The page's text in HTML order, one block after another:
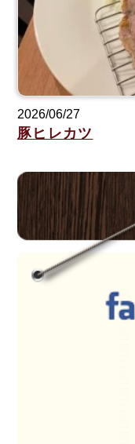
2026/06/27
豚ヒレカツ